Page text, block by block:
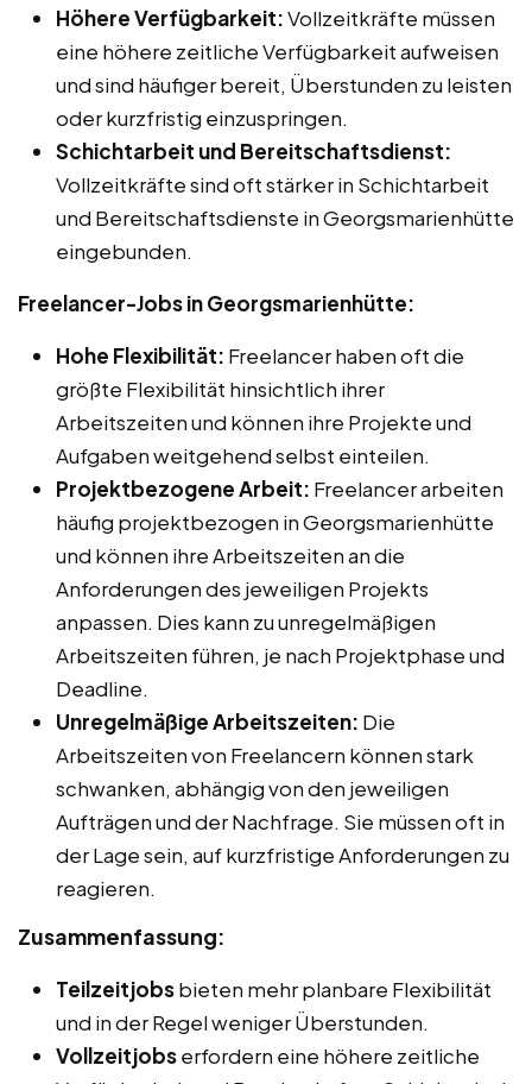
Höhere Verfügbarkeit:Vollzeitkräfte müssen
eine höhere zeitliche Verfügbarkeit aufweisen
und sind häufiger bereit, Überstunden zu leisten
oder kurzfristig einzuspringen.
Schichtarbeit und Bereitschaftsdienst:
Vollzeitkräfte sind oft stärker in Schichtarbeit
und Bereitschaftsdienste in Georgsmarienhütte
eingebunden.
Freelancer-Jobs in Georgsmarienhütte:
Hohe Flexibilität: Freelancer haben oft die
größte Flexibilität hinsichtlich ihrer
Arbeitszeiten und können ihre Projekte und
Aufgaben weitgehend selbst einteilen.
Projektbezogene Arbeit: Freelancer arbeiten
häufig projektbezogen in Georgsmarienhütte
und können ihre Arbeitszeiten an die
Anforderungen des jeweiligen Projekts
anpassen. Dies kann zu unregelmäßigen
Arbeitszeiten führen, je nach Projektphase und
Deadline.
Unregelmäßige Arbeitszeiten: Die
Arbeitszeiten von Freelancern können stark
schwanken, abhängig von den jeweiligen
Aufträgen und der Nachfrage. Sie müssen oft in
der Lage sein, auf kurzfristige Anforderungen zu
reagieren.
Zusammenfassung:
Teilzeitjobsbieten mehr planbare Flexibilität
und in der Regel weniger Überstunden.
Vollzeitjobserfordern eine höhere zeitliche